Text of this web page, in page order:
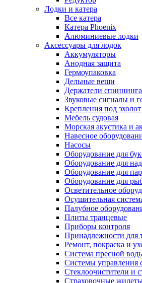
Лодки и катера
Все катера
Катера Phoenix
Алюминиевые лодки
Аксессуары для лодок
Аккумуляторы
Анодная защита
Гермоупаковка
Дельные вещи
Держатели спиннинга
Звуковые сигналы и
Крепления под эхолот
Мебель судовая
Морская акустика и
Навесное
Насосы
Оборудование для
Оборудование для
Оборудование для
Оборудование для
Осветительное
Осушительная
Палубное
Плиты транцевые
Приборы контроля
Принадлежности для
Ремонт, покраска и
Система пресной
Системы управления
Стеклоочистители и
Страховочные